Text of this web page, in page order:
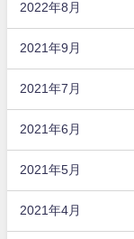
2022年8月
2021年9月
2021年7月
2021年6月
2021年5月
2021年4月